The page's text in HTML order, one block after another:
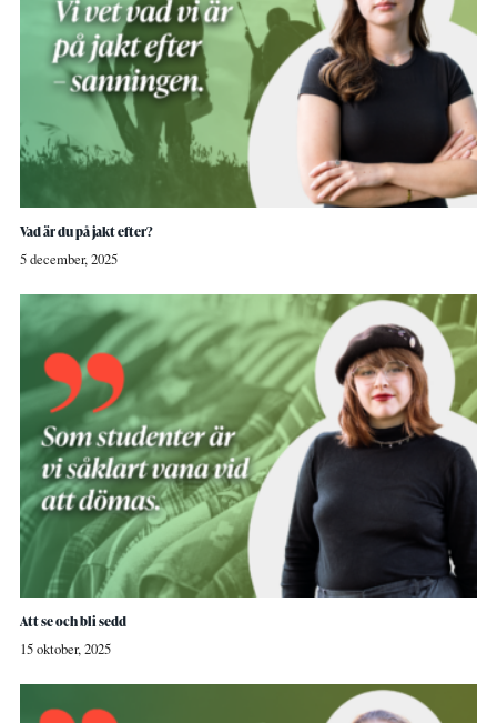
Vad är du på jakt efter?
5 december, 2025
Att se och bli sedd
15 oktober, 2025